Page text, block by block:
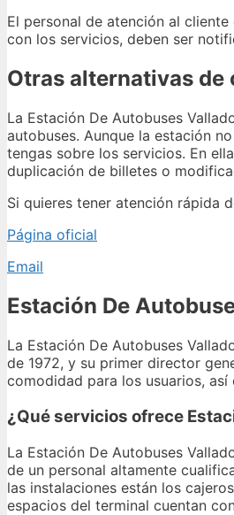
El personal de atención al
con los servicios, deben ser
Otras alternativas de
La Estación De Autobuses
autobuses. Aunque la estación
tengas sobre los servicios. En
duplicación de billetes o
Si quieres tener atención rápida
Página oficial
Email
Estación De
La Estación De Autobuses
de 1972, y su primer director
comodidad para los usuarios,
¿Qué servicios ofrece
La Estación De Autobuses
de un personal altamente
las instalaciones están los
espacios del terminal cuentan